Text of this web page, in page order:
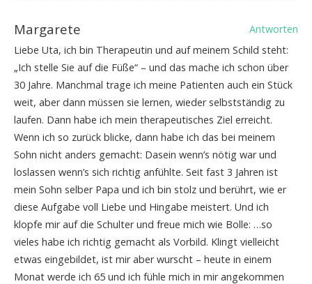
Margarete
Antworten
Liebe Uta, ich bin Therapeutin und auf meinem Schild steht:
„Ich stelle Sie auf die Füße“ – und das mache ich schon über
30 Jahre. Manchmal trage ich meine Patienten auch ein Stück
weit, aber dann müssen sie lernen, wieder selbstständig zu
laufen. Dann habe ich mein therapeutisches Ziel erreicht.
Wenn ich so zurück blicke, dann habe ich das bei meinem
Sohn nicht anders gemacht: Dasein wenn’s nötig war und
loslassen wenn’s sich richtig anfühlte. Seit fast 3 Jahren ist
mein Sohn selber Papa und ich bin stolz und berührt, wie er
diese Aufgabe voll Liebe und Hingabe meistert. Und ich
klopfe mir auf die Schulter und freue mich wie Bolle: …so
vieles habe ich richtig gemacht als Vorbild. Klingt vielleicht
etwas eingebildet, ist mir aber wurscht – heute in einem
Monat werde ich 65 und ich fühle mich in mir angekommen